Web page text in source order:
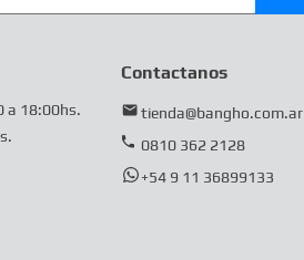
a 18:00hs.
Contactanos
tienda@bangho.com.ar
0810 362 2128
+54 9 11 36899133